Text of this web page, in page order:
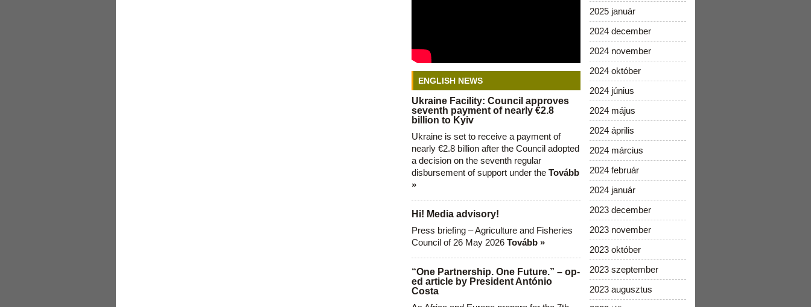
ENGLISH NEWS
Ukraine Facility: Council approves
seventh payment of nearly €2.8
billion to Kyiv
Ukraine is set to receive a payment of
nearly €2.8 billion after the Council adopted
a decision on the seventh regular
disbursement of support under the Tovább
»
Hi! Media advisory!
Press briefing – Agriculture and Fisheries
Council of 26 May 2026 Tovább »
“One Partnership. One Future.” – op-
ed article by President António
Costa
2025 január
2024 december
2024 november
2024 október
2024 június
2024 május
2024 április
2024 március
2024 február
2024 január
2023 december
2023 november
2023 október
2023 szeptember
2023 augusztus